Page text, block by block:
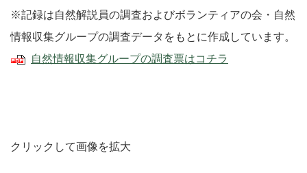
※記録は自然解説員の調査およびボランティアの会・自然
情報収集グループの調査データをもとに作成しています。
自然情報収集グループの調査票はコチラ
クリックして画像を拡大